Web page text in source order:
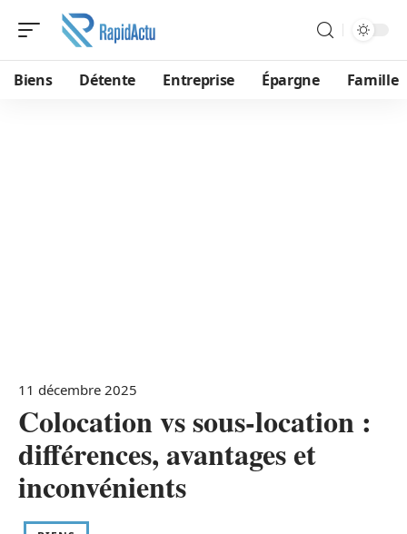
Biens Détente Entreprise Épargne Famille
11 décembre 2025
Colocation vs sous-location :
différences, avantages et
inconvénients